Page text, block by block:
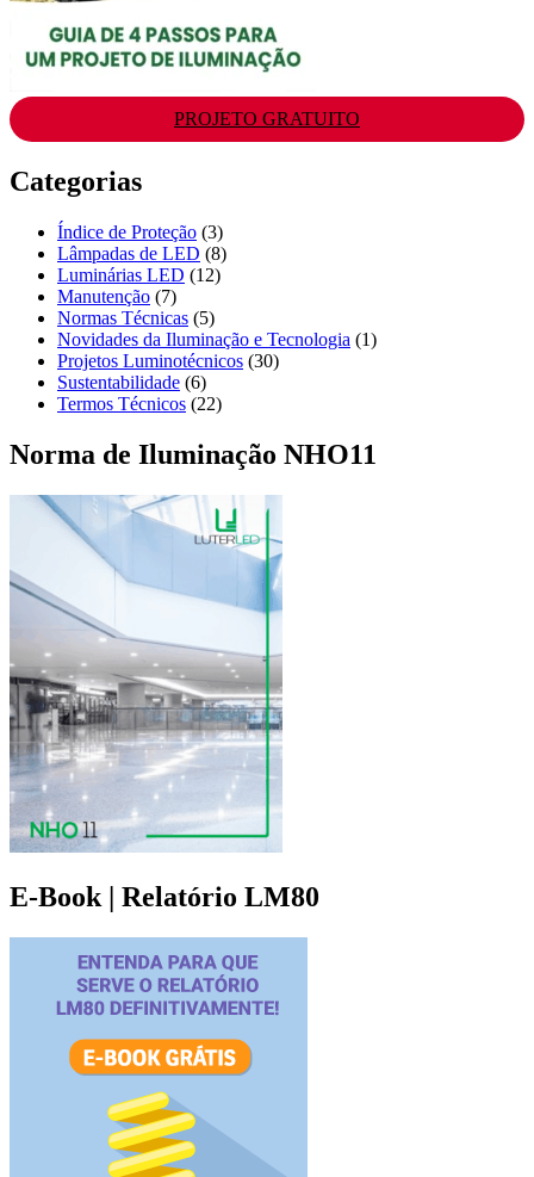
PROJETO GRATUITO
Categorias
Índice de Proteção (3)
Lâmpadas de LED (8)
Luminárias LED (12)
Manutenção (7)
Normas Técnicas (5)
Novidades da Iluminação e Tecnologia (1)
Projetos Luminotécnicos (30)
Sustentabilidade (6)
Termos Técnicos (22)
Norma de Iluminação NHO11
E-Book | Relatório LM80